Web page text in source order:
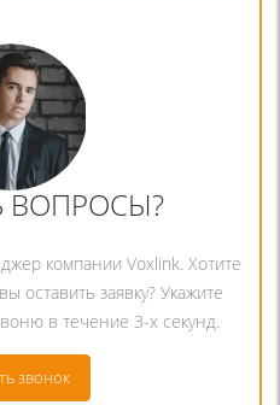
ВОПРОСЫ?
компании Voxlink. Хотите
оставить заявку? Укажите
в течение 3-х секунд.
звонок